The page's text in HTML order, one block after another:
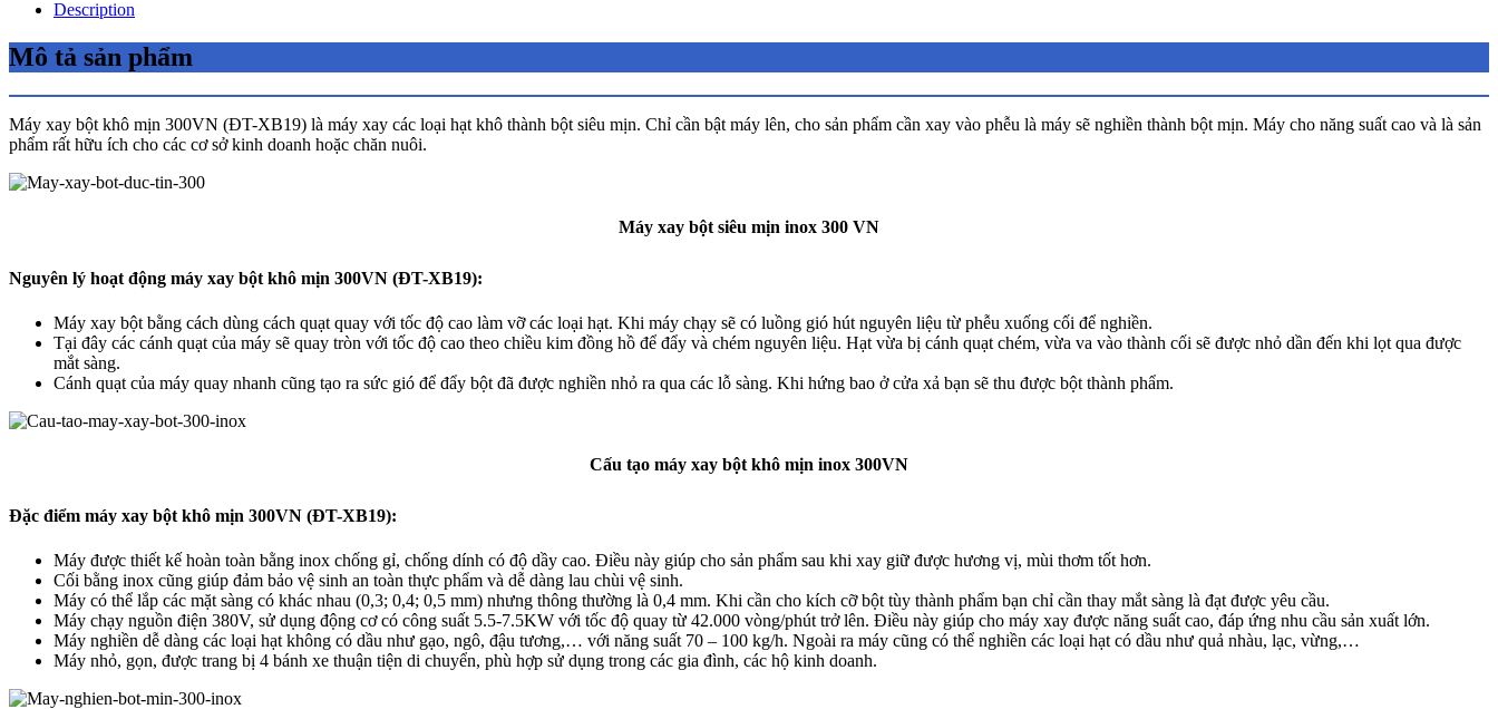
Description
Mô tả sản phẩm
Máy xay bột khô mịn 300VN (ĐT-XB19) là máy xay các loại hạt khô thành bột siêu mịn. Chỉ cần bật máy lên, cho sản phẩm cần xay vào phễu là máy sẽ nghiền thành bột mịn. Máy cho năng suất cao và là sản
phẩm rất hữu ích cho các cơ sở kinh doanh hoặc chăn nuôi.
Máy xay bột siêu mịn inox 300 VN
Nguyên lý hoạt động máy xay bột khô mịn 300VN (ĐT-XB19):
Máy xay bột bằng cách dùng cách quạt quay với tốc độ cao làm vỡ các loại hạt. Khi máy chạy sẽ có luồng gió hút nguyên liệu từ phễu xuống cối để nghiền.
Tại đây các cánh quạt của máy sẽ quay tròn với tốc độ cao theo chiều kim đồng hồ để đẩy và chém nguyên liệu. Hạt vừa bị cánh quạt chém, vừa va vào thành cối sẽ được nhỏ dần đến khi lọt qua được
mắt sàng.
Cánh quạt của máy quay nhanh cũng tạo ra sức gió để đẩy bột đã được nghiền nhỏ ra qua các lỗ sàng. Khi hứng bao ở cửa xả bạn sẽ thu được bột thành phẩm.
Cấu tạo máy xay bột khô mịn inox 300VN
Đặc điểm máy xay bột khô mịn 300VN (ĐT-XB19):
Máy được thiết kế hoàn toàn bằng inox chống gỉ, chống dính có độ dầy cao. Điều này giúp cho sản phẩm sau khi xay giữ được hương vị, mùi thơm tốt hơn.
Cối bằng inox cũng giúp đảm bảo vệ sinh an toàn thực phẩm và dễ dàng lau chùi vệ sinh.
Máy có thể lắp các mặt sàng có khác nhau (0,3; 0,4; 0,5 mm) nhưng thông thường là 0,4 mm. Khi cần cho kích cỡ bột tùy thành phẩm bạn chỉ cần thay mắt sàng là đạt được yêu cầu.
Máy chạy nguồn điện 380V, sử dụng động cơ có công suất 5.5-7.5KW với tốc độ quay từ 42.000 vòng/phút trở lên. Điều này giúp cho máy xay được năng suất cao, đáp ứng nhu cầu sản xuất lớn.
Máy nghiền dễ dàng các loại hạt không có dầu như gạo, ngô, đậu tương,… với năng suất 70 – 100 kg/h. Ngoài ra máy cũng có thể nghiền các loại hạt có dầu như quả nhàu, lạc, vừng,…
Máy nhỏ, gọn, được trang bị 4 bánh xe thuận tiện di chuyển, phù hợp sử dụng trong các gia đình, các hộ kinh doanh.